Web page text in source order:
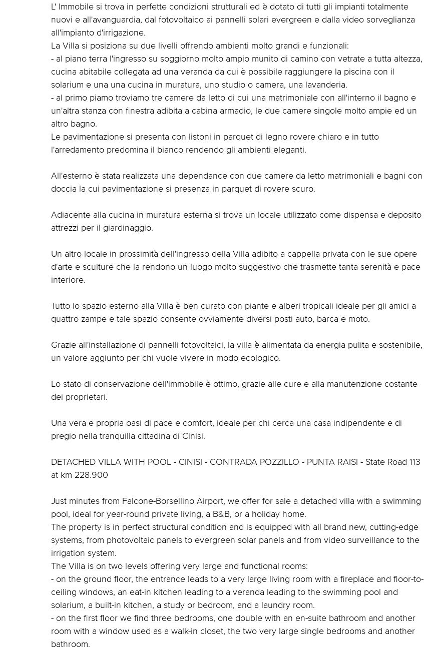
L' Immobile si trova in perfette condizioni strutturali ed è dotato di tutti gli impianti totalmente
nuovi e all'avanguardia, dal fotovoltaico ai pannelli solari evergreen e dalla video sorveglianza
all'impianto d'irrigazione.
La Villa si posiziona su due livelli offrendo ambienti molto grandi e funzionali:
- al piano terra l'ingresso su soggiorno molto ampio munito di camino con vetrate a tutta altezza,
cucina abitabile collegata ad una veranda da cui è possibile raggiungere la piscina con il
solarium e una una cucina in muratura, uno studio o camera, una lavanderia.
- al primo piamo troviamo tre camere da letto di cui una matrimoniale con all'interno il bagno e
un'altra stanza con finestra adibita a cabina armadio, le due camere singole molto ampie ed un
altro bagno.
Le pavimentazione si presenta con listoni in parquet di legno rovere chiaro e in tutto
l'arredamento predomina il bianco rendendo gli ambienti eleganti.
All'esterno è stata realizzata una dependance con due camere da letto matrimoniali e bagni con
doccia la cui pavimentazione si presenza in parquet di rovere scuro.
Adiacente alla cucina in muratura esterna si trova un locale utilizzato come dispensa e deposito
attrezzi per il giardinaggio.
Un altro locale in prossimità dell'ingresso della Villa adibito a cappella privata con le sue opere
d'arte e sculture che la rendono un luogo molto suggestivo che trasmette tanta serenità e pace
interiore.
Tutto lo spazio esterno alla Villa è ben curato con piante e alberi tropicali ideale per gli amici a
quattro zampe e tale spazio consente ovviamente diversi posti auto, barca e moto.
Grazie all'installazione di pannelli fotovoltaici, la villa è alimentata da energia pulita e sostenibile,
un valore aggiunto per chi vuole vivere in modo ecologico.
Lo stato di conservazione dell'immobile è ottimo, grazie alle cure e alla manutenzione costante
dei proprietari.
Una vera e propria oasi di pace e comfort, ideale per chi cerca una casa indipendente e di
pregio nella tranquilla cittadina di Cinisi.
DETACHED VILLA WITH POOL - CINISI - CONTRADA POZZILLO - PUNTA RAISI - State Road 113
at km 228.900
Just minutes from Falcone-Borsellino Airport, we offer for sale a detached villa with a swimming
pool, ideal for year-round private living, a B&B, or a holiday home.
The property is in perfect structural condition and is equipped with all brand new, cutting-edge
systems, from photovoltaic panels to evergreen solar panels and from video surveillance to the
irrigation system.
The Villa is on two levels offering very large and functional rooms:
- on the ground floor, the entrance leads to a very large living room with a fireplace and floor-to-
ceiling windows, an eat-in kitchen leading to a veranda leading to the swimming pool and
solarium, a built-in kitchen, a study or bedroom, and a laundry room.
- on the first floor we find three bedrooms, one double with an en-suite bathroom and another
room with a window used as a walk-in closet, the two very large single bedrooms and another
bathroom.